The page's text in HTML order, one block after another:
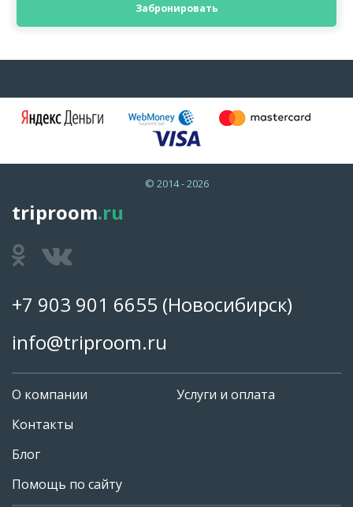
Забронировать
© 2014 - 2026
triproom.ru
+7 903 901 6655 (Новосибирск)
info@triproom.ru
О компании
Контакты
Блог
Помощь по сайту
Услуги и оплата